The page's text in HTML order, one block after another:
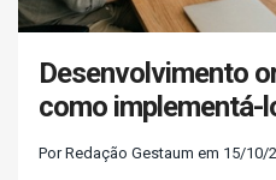
Desenvolvimento
como implementá-
Por Redação Gestaum em 15/10/